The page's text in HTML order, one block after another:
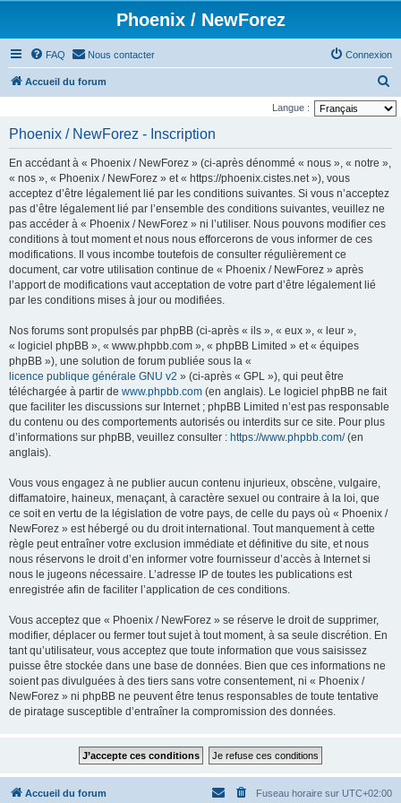
Phoenix / NewForez
FAQ Nous contacter Connexion
Accueil du forum
e
Langue :
Phoenix / NewForez - Inscription
En accédant à « Phoenix / NewForez » (ci-après dénommé « nous », « notre »,
« nos », « Phoenix / NewForez » et « https://phoenix.cistes.net »), vous
acceptez d’être légalement lié par les conditions suivantes. Si vous n’acceptez
pas d’être légalement lié par l’ensemble des conditions suivantes, veuillez ne
pas accéder à « Phoenix / NewForez » ni l’utiliser. Nous pouvons modifier ces
conditions à tout moment et nous nous efforcerons de vous informer de ces
modifications. Il vous incombe toutefois de consulter régulièrement ce
document, car votre utilisation continue de « Phoenix / NewForez » après
l’apport de modifications vaut acceptation de votre part d’être légalement lié
par les conditions mises à jour ou modifiées.
Nos forums sont propulsés par phpBB (ci-après « ils », « eux », « leur »,
« logiciel phpBB », « www.phpbb.com », « phpBB Limited » et « équipes
phpBB »), une solution de forum publiée sous la «
licence publique générale GNU v2 » (ci-après « GPL »), qui peut être
téléchargée à partir de www.phpbb.com (en anglais). Le logiciel phpBB ne fait
que faciliter les discussions sur Internet ; phpBB Limited n’est pas responsable
du contenu ou des comportements autorisés ou interdits sur ce site. Pour plus
d’informations sur phpBB, veuillez consulter : https://www.phpbb.com/(en
anglais).
Vous vous engagez à ne publier aucun contenu injurieux, obscène, vulgaire,
diffamatoire, haineux, menaçant, à caractère sexuel ou contraire à la loi, que
ce soit en vertu de la législation de votre pays, de celle du pays où « Phoenix /
NewForez » est hébergé ou du droit international. Tout manquement à cette
règle peut entraîner votre exclusion immédiate et définitive du site, et nous
nous réservons le droit d’en informer votre fournisseur d’accès à Internet si
nous le jugeons nécessaire. L’adresse IP de toutes les publications est
enregistrée afin de faciliter l’application de ces conditions.
Vous acceptez que « Phoenix / NewForez » se réserve le droit de supprimer,
modifier, déplacer ou fermer tout sujet à tout moment, à sa seule discrétion. En
tant qu’utilisateur, vous acceptez que toute information que vous saisissez
puisse être stockée dans une base de données. Bien que ces informations ne
soient pas divulguées à des tiers sans votre consentement, ni « Phoenix /
NewForez » ni phpBB ne peuvent être tenus responsables de toute tentative
de piratage susceptible d’entraîner la compromission des données.
Accueil du forum Fuseau horaire sur UTC+02:00